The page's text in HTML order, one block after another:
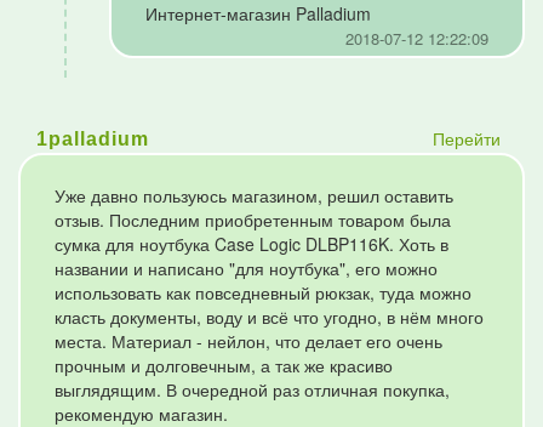
Интернет-магазин Palladium
2018-07-12 12:22:09
1palladium Перейти
Уже давно пользуюсь магазином, решил оставить
отзыв. Последним приобретенным товаром была
сумка для ноутбука Case Logic DLBP116K. Хоть в
названии и написано "для ноутбука", его можно
использовать как повседневный рюкзак, туда можно
класть документы, воду и всё что угодно, в нём много
места. Материал - нейлон, что делает его очень
прочным и долговечным, а так же красиво
выглядящим. В очередной раз отличная покупка,
рекомендую магазин.